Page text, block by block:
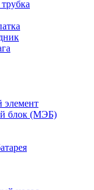
блок (МЭБ)